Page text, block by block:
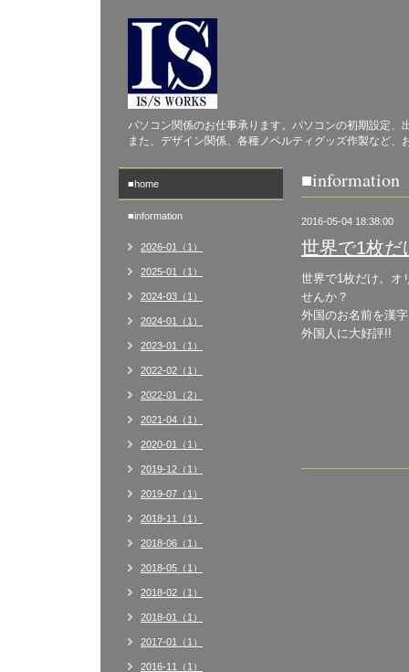
パソコン関係のお仕事承ります。パソコンの初期設定、
また、デザイン関係、各種ノベルティグッズ作製など、
■information
2016-05-04 18:38:00
世界で1枚だ
世界で1枚だけ。オ
せんか？
外国のお名前を漢
外国人に大好評!!
■home
■information
2026-01（1）
2025-01（1）
2024-03（1）
2024-01（1）
2023-01（1）
2022-02（1）
2022-01（2）
2021-04（1）
2020-01（1）
2019-12（1）
2019-07（1）
2018-11（1）
2018-06（1）
2018-05（1）
2018-02（1）
2018-01（1）
2017-01（1）
2016-11（1）